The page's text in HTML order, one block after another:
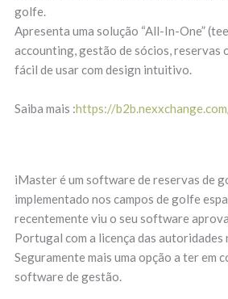
golfe.
Apresenta uma solução “All-In-One”
accounting, gestão de sócios, reservas
fácil de usar com design intuitivo.
Saiba mais :https://
iMaster é um software de reservas de
implementado nos campos de golfe
recentemente viu o seu software
Portugal com a licença das autoridades
Seguramente mais uma opção a ter em
software de gestão.